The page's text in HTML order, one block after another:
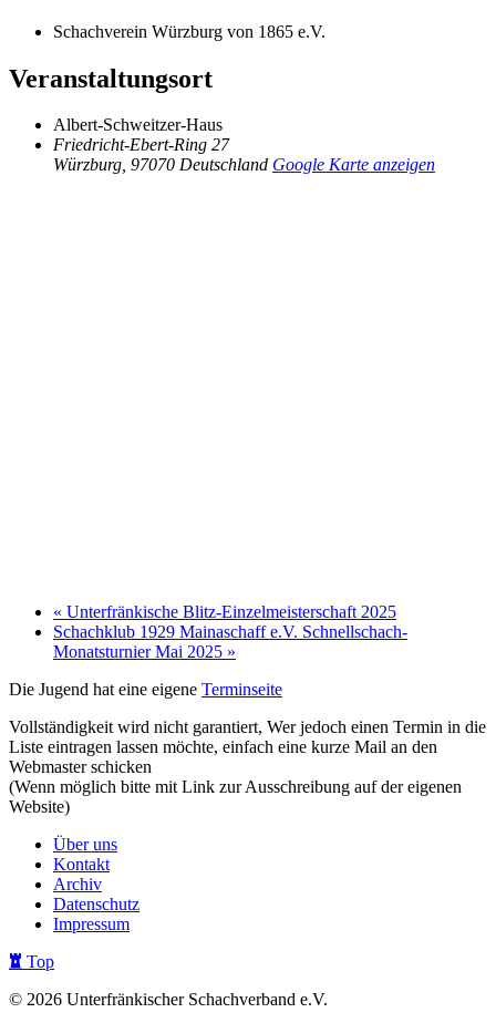
Schachverein Würzburg von 1865 e.V.
Veranstaltungsort
Albert-Schweitzer-Haus
Friedricht-Ebert-Ring 27
Würzburg, 97070 Deutschland Google Karte anzeigen
« Unterfränkische Blitz-Einzelmeisterschaft 2025
Schachklub 1929 Mainaschaff e.V. Schnellschach-
Monatsturnier Mai 2025 »
Die Jugend hat eine eigene Terminseite
Vollständigkeit wird nicht garantiert, Wer jedoch einen Termin in die
Liste eintragen lassen möchte, einfach eine kurze Mail an den
Webmasterschicken
(Wenn möglich bitte mit Link zur Ausschreibung auf der eigenen
Website)
Über uns
Kontakt
Archiv
Datenschutz
Impressum
Top
© 2026 Unterfränkischer Schachverband e.V.